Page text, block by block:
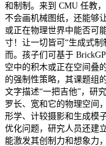
和制制。来到 CMU 任教
不会画机械图纸，还能够
或正在物理世界中能否可
寸！让一切皆可“生成式
而。孩子们可基于
空中的积木或正在空间叠
的强制性策略，其课题组
文字描述“一把吉他”，研
罗长、宽和它的物理空间
形学、计较摄影和生成模
优化问题，研究人员还建
能激发其创制力和想象力